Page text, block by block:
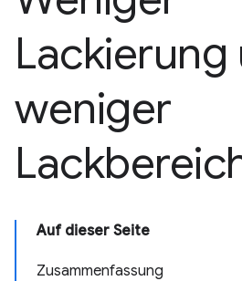
Lackierung
weniger
Auf dieser Seite
Zusammenfassung